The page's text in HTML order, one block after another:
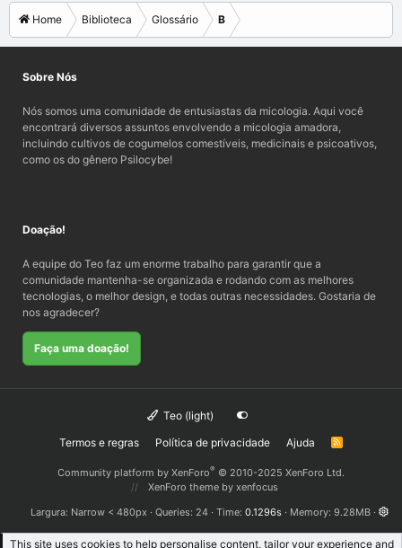
Home Biblioteca Glossário B
Sobre Nós
Nós somos uma comunidade de entusiastas da micologia. Aqui você
encontrará diversos assuntos envolvendo a micologia amadora,
incluindo cultivos de cogumelos comestíveis, medicinais e psicoativos,
como os do gênero Psilocybe!
Doação!
A equipe do Teo faz um enorme trabalho para garantir que a
comunidade mantenha-se organizada e rodando com as melhores
tecnologias, o melhor design, e todas outras necessidades. Gostaria de
nos agradecer?
Faça uma doação!
Teo (light)
Termos e regras
Política de privacidade Ajuda
R
Community platform by XenForo® © 2010-2025 XenForo Ltd.
XenForo theme by xenfocus
Largura
Queries 24 Time 0.1296s Memory 9.28MB
This site uses cookies to help personalise content, tailor your experience and